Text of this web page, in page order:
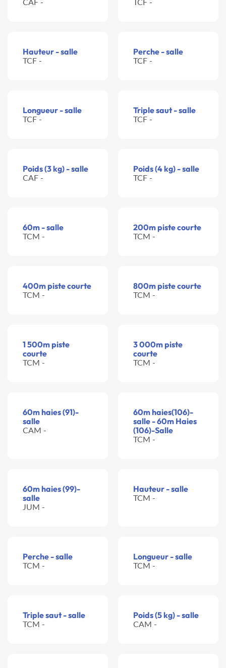
Hauteur - salle
TCF -
Perche - salle
TCF -
Longueur - salle
TCF -
Triple saut - salle
TCF -
Poids (3 kg) - salle
CAF -
Poids (4 kg) - salle
TCF -
60m - salle
TCM -
200m piste courte
TCM -
400m piste courte
TCM -
800m piste courte
TCM -
1 500m piste
courte
TCM -
3 000m piste
courte
TCM -
60m haies (91)-
salle
CAM -
60m haies(106)-
salle - 60m Haies
(106)-Salle
TCM -
60m haies (99)-
salle
JUM -
Hauteur - salle
TCM -
Perche - salle
TCM -
Longueur - salle
TCM -
Triple saut - salle
TCM -
Poids (5 kg) - salle
CAM -